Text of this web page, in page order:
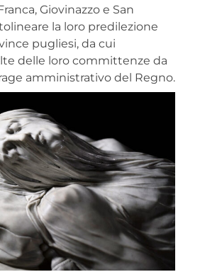
Giovinazzo e San
la loro predilezione
pugliesi, da cui
delle loro committenze da
amministrativo del Regno.